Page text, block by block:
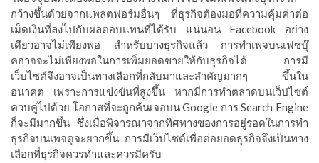
กว้างขึ้นด้วยจากแพลตฟอร์มอื่นๆ ที่ธุรกิจต้องมอที่ความคุ้มค่าต่อ
เม็ดเงินที่ลงไปกับผลตอบแทนที่ได้รับ แน่นอน Facebook อย่าง
เดียวอาจไม่เพียงพอ สำหรับบางธุรกิจแล้ว การทำเพจบนเฟซบุ๊
คอาจจะไม่เพียงพอในการเพิ่มยอดขายให้กับธุรกิจได้ การมี
เว็บไซต์จึงอาจเป็นทางเลือกที่กลับมาและสำคัญมากๆ ขึ้นใน
อนาคต เพราะการแข่งขันที่สูงขึ้น หากมีการทำตลาดบนเว็ปไซต์
ควบคู่ไปด้วย โอกาสที่จะถูกค้นเจอบน Google การSearch Engine
ก็จะมีมากขึ้น ซึ่งเมื่อพิจารณาจากทิศทางของการอยู่รอดในการทำ
ธุรกิจบนเพจดูจะยากขึ้น การมีเว็ปไซต์เพื่อต่อยอดธุรกิจจึงเป็นทาง
เลือกที่ธุรกิจควรทำและควรมีครับ